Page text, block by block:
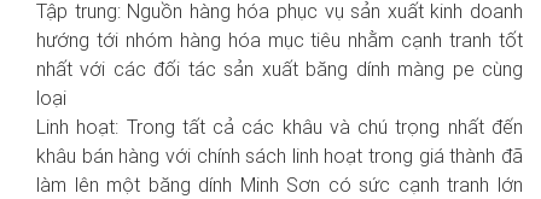
Tập trung: Nguồn hàng hóa phục vụ sản xuất kinh doanh
hướng tới nhóm hàng hóa mục tiêu nhằm cạnh tranh tốt
nhất với các đối tác sản xuất băng dính màng pe cùng
loại
Linh hoạt: Trong tất cả các khâu và chú trọng nhất đến
khâu bán hàng với chính sách linh hoạt trong giá thành đã
làm lên một băng dính Minh Sơn có sức cạnh tranh lớn